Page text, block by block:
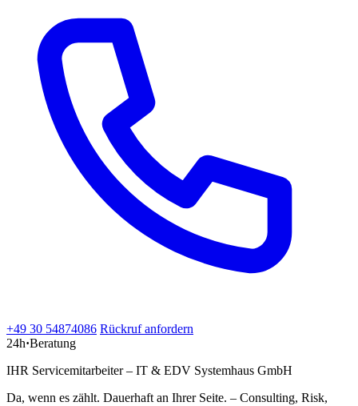
+49 30 54874086 Rückruf anfordern
24h·Beratung
IHR Servicemitarbeiter – IT & EDV Systemhaus GmbH
Da, wenn es zählt. Dauerhaft an Ihrer Seite. – Consulting, Risk,